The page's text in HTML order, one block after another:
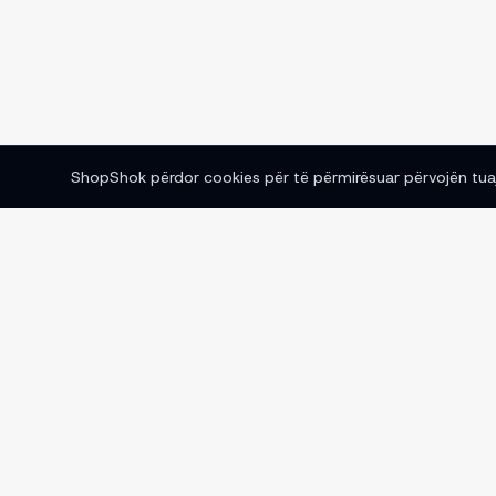
ShopShok përdor cookies për të përmirësuar përvojën